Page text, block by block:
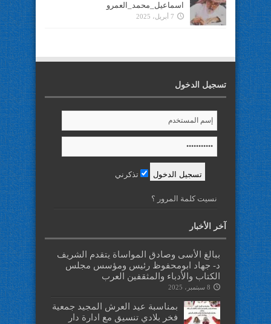
اسماعيل_محمد_العمرو
7 أبريل، 2025
تسجيل الدخول
تذكرني
نسيت كلمة المرور ؟
آخر الأخبار
ببالغ الأسى وصادق المواساة يتقدم الشريف
د- جهاد ابومحفوظ رئيس ومؤسس مجلس
الكتاب والأدباء والمثقفين العرب
8 سبتمبر، 2025
بمناسبة عيد العرش المجيد جمعية
فخر بلادي تنسيق مع ادارة دار